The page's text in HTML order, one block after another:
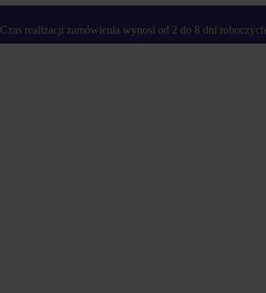
Czas realizacji zamówienia wynosi od 2 do 8 dni roboczych